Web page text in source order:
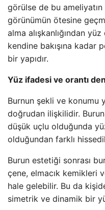
görülse de bu
görünümün ötesine
alma alışkanlığından
kendine bakışına
bir yapıdır.
Yüz ifadesi ve orantı
Burnun şekli ve konumu
doğrudan ilişkilidir.
düşük uçlu olduğunda
olduğundan farklı
Burun estetiği sonrası
çene, elmacık kemikleri
hale gelebilir. Bu da
simetrik ve dinamik bir